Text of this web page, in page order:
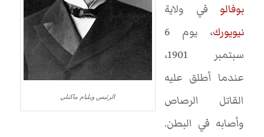
الرئيس ويليام ماكنلي
بوفالو في ولاية
نيويورك
، يوم 6
سبتمبر 1901،
عندما أطلق عليه
القاتل الرصاص
وأصابه في البطن.